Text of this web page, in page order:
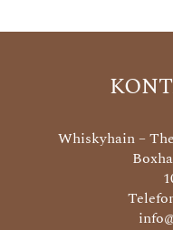
Whiskyhain –